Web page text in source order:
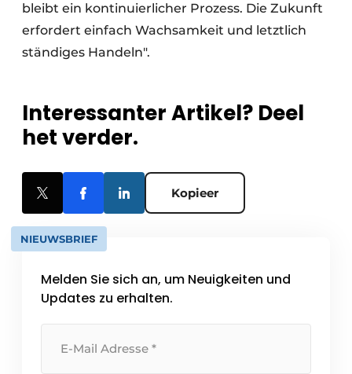
bleibt ein kontinuierlicher Prozess. Die Zukunft
erfordert einfach Wachsamkeit und letztlich
ständiges Handeln".
Interessanter Artikel? Deel
het verder.
Kopieer
NIEUWSBRIEF
Melden Sie sich an, um Neuigkeiten und
Updates zu erhalten.